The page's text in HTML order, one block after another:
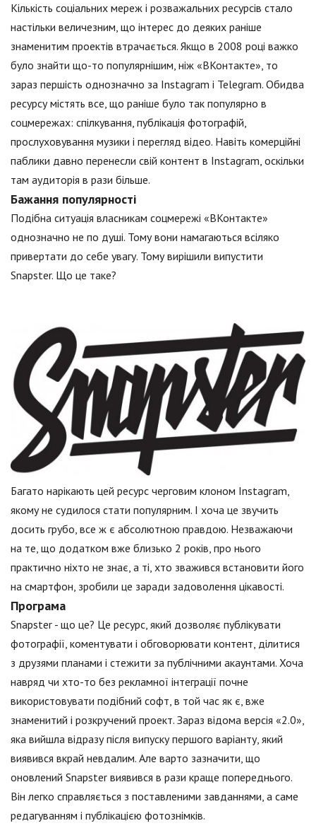
Кількість соціальних мереж і розважальних ресурсів стало
настільки величезним, що інтерес до деяких раніше
знаменитим проектів втрачається. Якщо в 2008 році важко
було знайти що-то популярнішим, ніж «ВКонтакте», то
зараз першість однозначно за Instagram і Telegram. Обидва
ресурсу містять все, що раніше було так популярно в
соцмережах: спілкування, публікація фотографій,
прослуховування музики і перегляд відео. Навіть комерційні
паблики давно перенесли свій контент в Instagram, оскільки
там аудиторія в рази більше.
Бажання популярності
Подібна ситуація власникам соцмережі «ВКонтакте»
однозначно не по душі. Тому вони намагаються всіляко
привертати до себе увагу. Тому вирішили випустити
Snapster. Що це таке?
Багато нарікають цей ресурс черговим клоном Instagram,
якому не судилося стати популярним. І хоча це звучить
досить грубо, все ж є абсолютною правдою. Незважаючи
на те, що додатком вже близько 2 років, про нього
практично ніхто не знає, а ті, хто зважився встановити його
на смартфон, зробили це заради задоволення цікавості.
Програма
Snapster - що це? Це ресурс, який дозволяє публікувати
фотографії, коментувати і обговорювати контент, ділитися
з друзями планами і стежити за публічними акаунтами. Хоча
навряд чи хто-то без рекламної інтеграції почне
використовувати подібний софт, в той час як є, вже
знаменитий і розкручений проект. Зараз відома версія «2.0»,
яка вийшла відразу після випуску першого варіанту, який
виявився вкрай невдалим. Але варто зазначити, що
оновлений Snapster виявився в рази краще попереднього.
Він легко справляється з поставленими завданнями, а саме
редагуванням і публікацією фотознімків.